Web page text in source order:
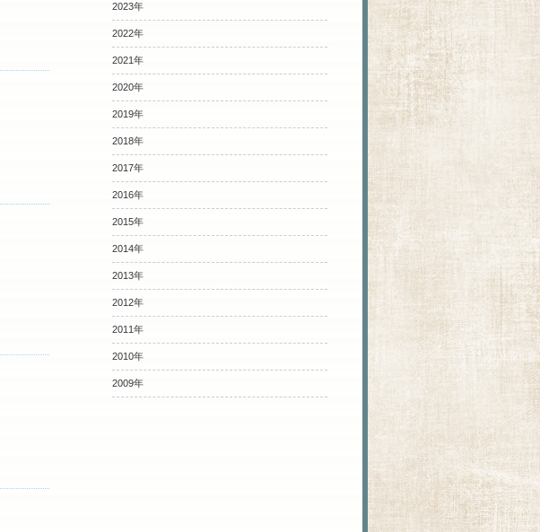
2023年
2022年
2021年
2020年
2019年
2018年
2017年
2016年
2015年
2014年
2013年
2012年
2011年
2010年
2009年